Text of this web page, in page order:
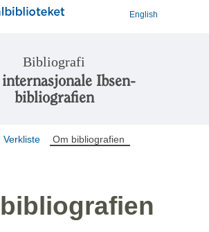
English
Bibliografi
Ibsen-
bibliografien
Verkliste Om bibliografien